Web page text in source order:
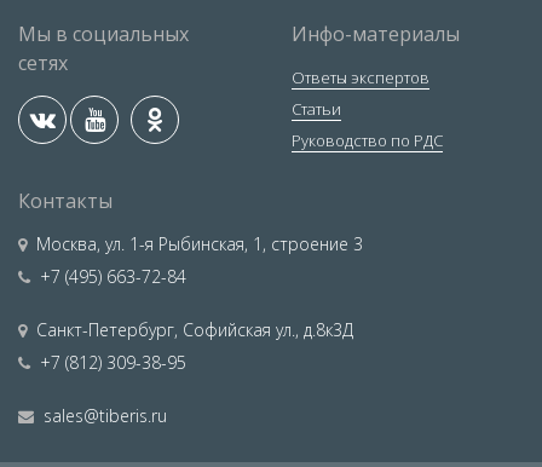
Мы в социальных
сетях
Инфо-материалы
Ответы экспертов
Статьи
Руководство по РДС
Контакты
Москва, ул. 1-я Рыбинская, 1, строение 3
+7 (495) 663-72-84
Санкт-Петербург, Софийская ул., д.8к3Д
+7 (812) 309-38-95
sales@tiberis.ru